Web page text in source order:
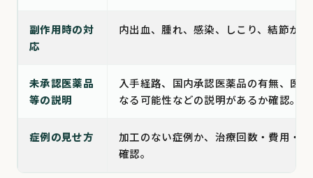
副作用時の対
応
内出血、腫れ、感染、しこり、結節が
未承認医薬品
等の説明
入手経路、国内承認医薬品の有無、医
なる可能性などの説明があるか確認。
症例の見せ方
加工のない症例か、治療回数・費用・
確認。